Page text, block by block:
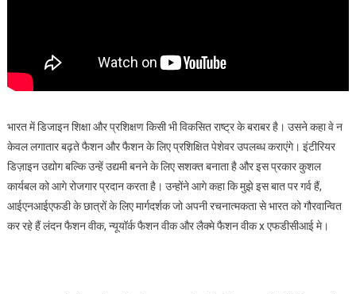
भारत में डिजाइन शिक्षा और प्रशिक्षण किसी भी विकसित राष्ट्र के बराबर है। उसने कहा वे न
केवल लगातार बढ़ते फैशन और फैशन के लिए प्रशिक्षित पेशेवर उपलब्ध कराएंगे। इंटीरियर
डिज़ाइन उद्योग बल्कि उन्हें उद्यमी बनने के लिए सशक्त बनाता है और इस प्रकार कुशल
कार्यबल को आगे रोजगार प्रदान करता है। उन्होंने आगे कहा कि मुझे इस बात पर गर्व हैं,
आईएनआईएफडी के छात्रों के लिए मार्गदर्शक जो अपनी रचनात्मकता से भारत को गौरवान्वित
कर रहे हैं लंदन फैशन वीक, न्यूयॉर्क फैशन वीक और लैक्मे फैशन वीक x एफडीसीआई मे।